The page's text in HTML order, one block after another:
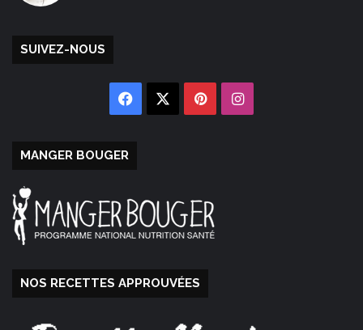
SUIVEZ-NOUS
Facebook PinterestInstagram
MANGER BOUGER
NOS RECETTES APPROUVÉES